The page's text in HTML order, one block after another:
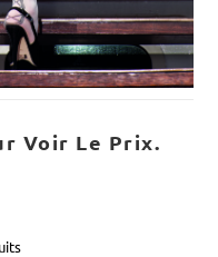
Voir Le Prix.